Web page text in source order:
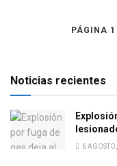
PÁGINA 1
Noticias recientes
6